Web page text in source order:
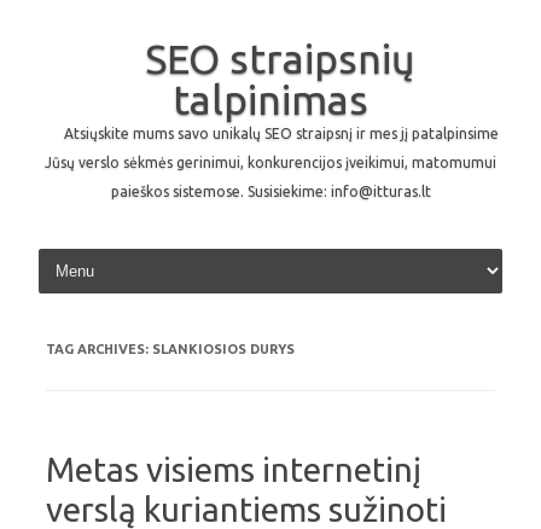
SEO straipsnių
talpinimas
Atsiųskite mums savo unikalų SEO straipsnį ir mes jį patalpinsime
Jūsų verslo sėkmės gerinimui, konkurencijos įveikimui, matomumui
paieškos sistemose. Susisiekime: info@itturas.lt
Skip to content
TAG ARCHIVES: SLANKIOSIOS DURYS
Metas visiems internetinį
verslą kuriantiems sužinoti